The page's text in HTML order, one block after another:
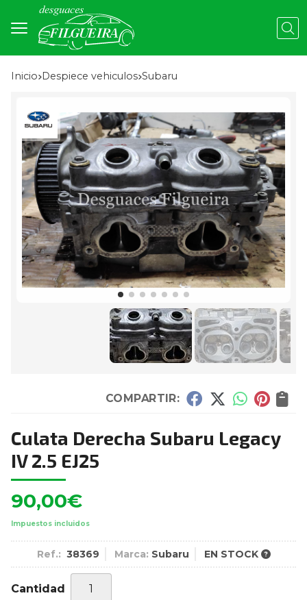
Inicio despiece vehiculos subaru
COMPARTIR:
Culata Derecha Subaru Legacy
IV 2.5 EJ25
90,00€
Impuestos incluidos
Ref.: 38369 Marca: Subaru EN STOCK
Cantidad